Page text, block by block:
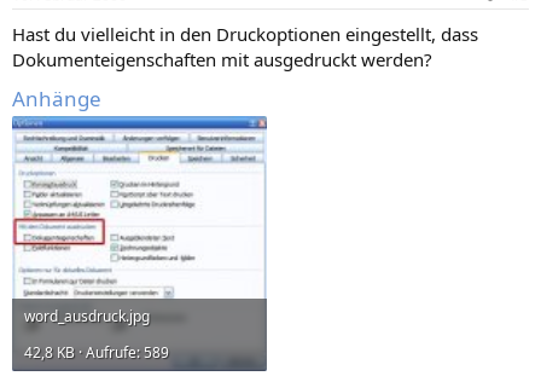
Hast du vielleicht in den Druckoptionen eingestellt, dass
Dokumenteigenschaften mit ausgedruckt werden?
Anhänge
word_ausdruck.jpg
42,8 KB · Aufrufe: 589